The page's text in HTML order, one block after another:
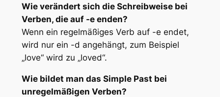
Wie verändert sich die Schreibweise bei
Verben, die auf -e enden?
Wenn ein regelmäßiges Verb auf -e endet,
wird nur ein -d angehängt, zum Beispiel
„love“ wird zu „loved“.
Wie bildet man das Simple Past bei
unregelmäßigen Verben?